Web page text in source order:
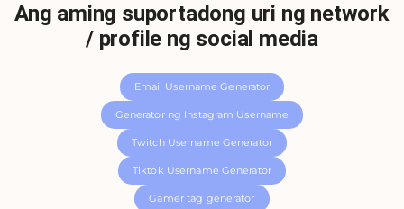
Ang aming suportadong uri ng network
/ profile ng social media
Email Username Generator
Generator ng Instagram Username
Twitch Username Generator
Tiktok Username Generator
Gamer tag generator